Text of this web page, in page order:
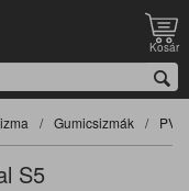
Kosár
Gumicsizmák
S5